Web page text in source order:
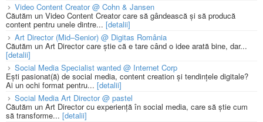
Video Content Creator @ Cohn & Jansen
Căutăm un Video Content Creator care să gândească și să producă
content pentru unele dintre... [detalii]
Art Director (Mid–Senior) @ Digitas România
Căutăm un Art Director care știe că e tare când o idee arată bine, dar...
[detalii]
Social Media Specialist wanted @ Internet Corp
Ești pasionat(ă) de social media, content creation și tendințele digitale?
Ai un ochi format pentru... [detalii]
Social Media Art Director @ pastel
Căutăm un Art Director cu experiență în social media, care să știe cum
să transforme... [detalii]